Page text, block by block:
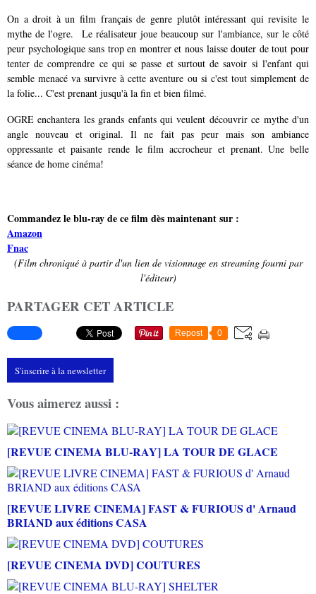
On a droit à un film français de genre plutôt intéressant qui revisite le
mythe de l'ogre. Le réalisateur joue beaucoup sur l'ambiance, sur le côté
peur psychologique sans trop en montrer et nous laisse douter de tout pour
tenter de comprendre ce qui se passe et surtout de savoir si l'enfant qui
semble menacé va survivre à cette aventure ou si c'est tout simplement de
la folie... C'est prenant jusqu'à la fin et bien filmé.
OGRE enchantera les grands enfants qui veulent découvrir ce mythe d'un
angle nouveau et original. Il ne fait pas peur mais son ambiance
oppressante et paisante rende le film accrocheur et prenant. Une belle
séance de home cinéma!
Commandez le blu-ray de ce film dès maintenant sur :
Amazon
Fnac
(Film chroniqué à partir d'un lien de visionnage en streaming fourni par
l'éditeur)
PARTAGER CET ARTICLE
Repost 0
S'inscrire à la newsletter
Vous aimerez aussi :
[REVUE CINEMA BLU-RAY] LA TOUR DE GLACE
[REVUE LIVRE CINEMA] FAST & FURIOUS d' Arnaud
BRIAND aux éditions CASA
[REVUE CINEMA DVD] COUTURES